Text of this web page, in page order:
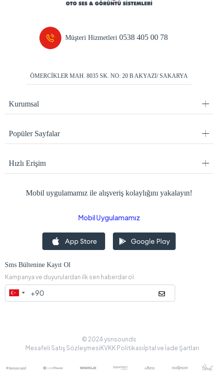
Müşteri Hizmetleri0538 405 00 78
ÖMERCİKLER MAH. 8035 SK. NO: 20 B AKYAZI/ SAKARYA
Kurumsal
Popüler Sayfalar
Hızlı Erişim
Mobil uygulamamız ile alışveriş kolaylığını yakalayın!
Mobil Uygulamamız
Sms Bültenine Kayıt Ol
Kampanya ve duyurulardan ilk sen haberdar ol.
© 2024 ysnsounds
Mesafeli Satış Sözleşmesi KVKK Politikasıİptal ve İade Şartları